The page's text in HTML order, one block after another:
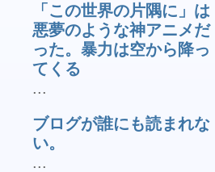
「この世界の片隅に」は
悪夢のような神アニメだ
った。暴力は空から降っ
てくる
...
ブログが誰にも読まれな
い。
...